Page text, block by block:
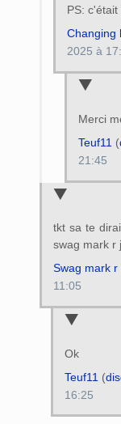
PS:
Changing
2025 à
Merci
Teuf11 (
21:45
tkt sa te
swag mark r
Swag mark r
11:05
Ok
Teuf11 (
16:25